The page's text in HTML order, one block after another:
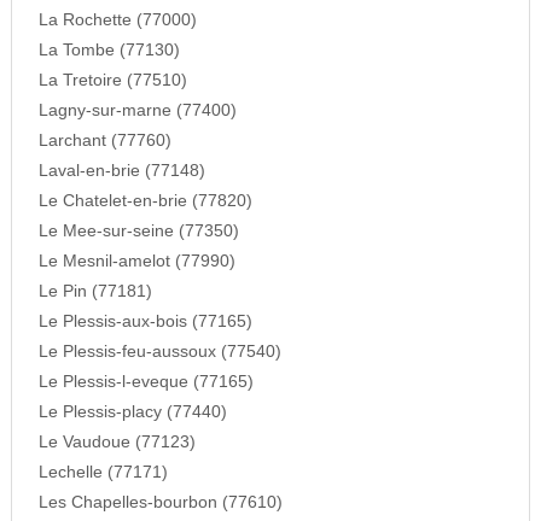
La Rochette (77000)
La Tombe (77130)
La Tretoire (77510)
Lagny-sur-marne (77400)
Larchant (77760)
Laval-en-brie (77148)
Le Chatelet-en-brie (77820)
Le Mee-sur-seine (77350)
Le Mesnil-amelot (77990)
Le Pin (77181)
Le Plessis-aux-bois (77165)
Le Plessis-feu-aussoux (77540)
Le Plessis-l-eveque (77165)
Le Plessis-placy (77440)
Le Vaudoue (77123)
Lechelle (77171)
Les Chapelles-bourbon (77610)